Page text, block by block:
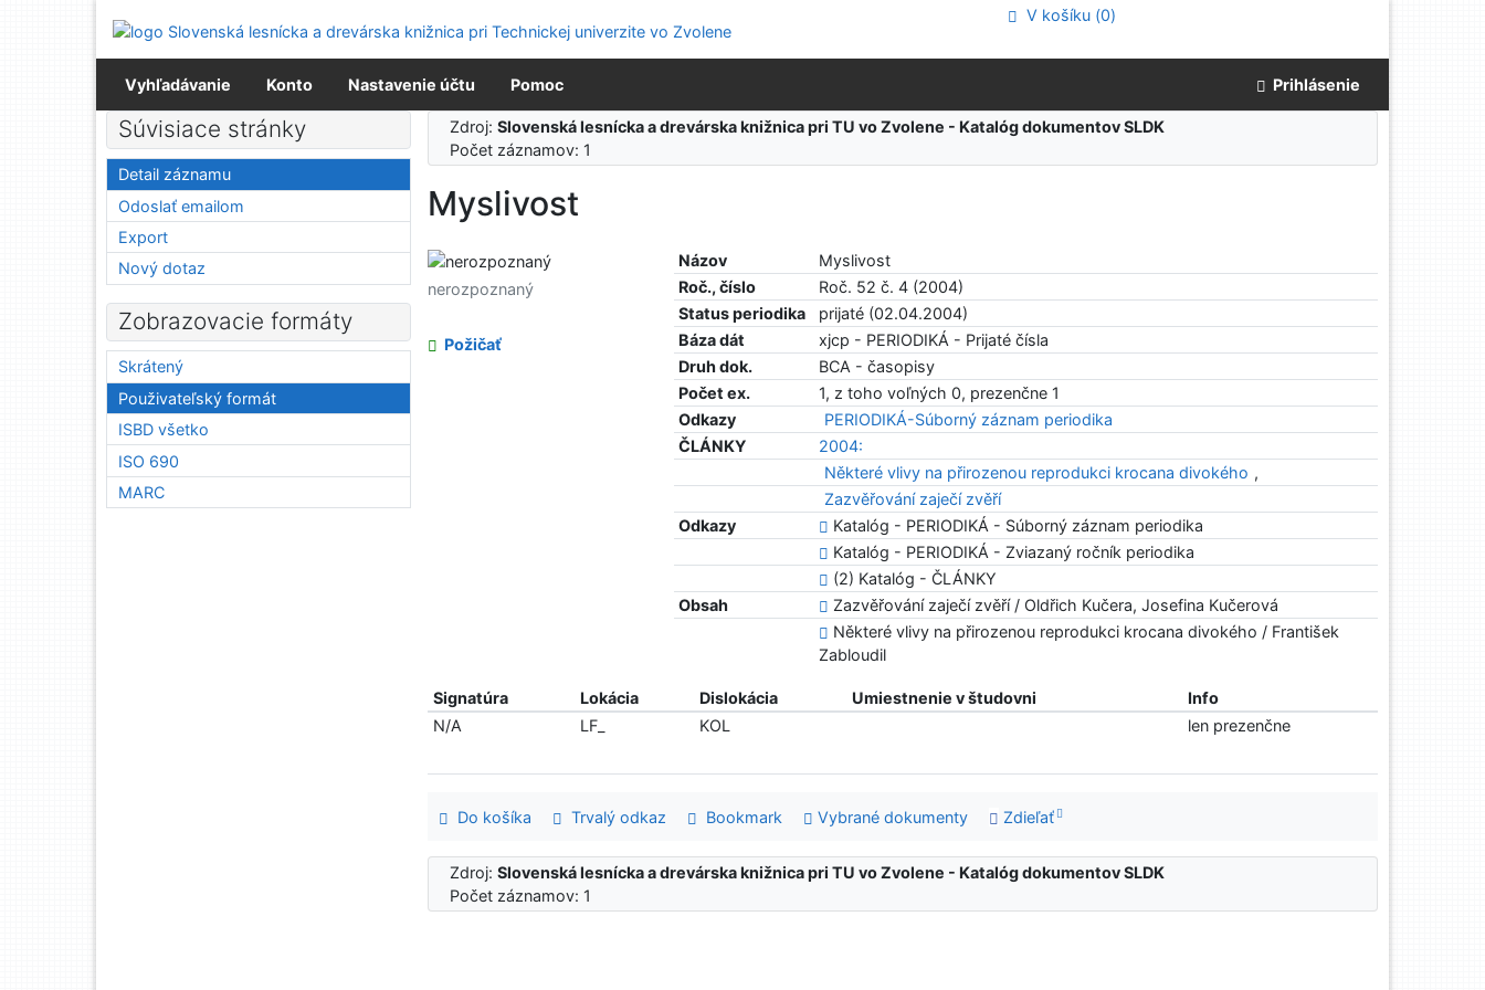
Prejsť na menu
Prehlásenie o webovej prístupnosti
V košíku (0)
Vyhľadávanie Konto Nastavenie účtu Pomoc Prihlásenie
Zdroj:Slovenská lesnícka a drevárska knižnica pri TU vo Zvolene - Katalóg dokumentov SLDK
Počet záznamov: 1
Myslivost
Názov
Myslivost
Roč., číslo
Roč. 52 č. 4 (2004)
Status periodika
prijaté (02.04.2004)
Báza dát
xjcp - PERIODIKÁ - Prijaté čísla
Druh dok.
BCA - časopisy
Počet ex.
1, z toho voľných 0, prezenčne 1
Odkazy
PERIODIKÁ-Súborný záznam periodika
ČLÁNKY
2004:
Některé vlivy na přirozenou reprodukci krocana divokého ,
Zazvěřování zaječí zvěří
Odkazy
Katalóg - PERIODIKÁ - Súborný záznam periodika
Katalóg - PERIODIKÁ - Zviazaný ročník periodika
(2) Katalóg - ČLÁNKY
Obsah
Zazvěřování zaječí zvěří / Oldřich Kučera, Josefina Kučerová
Některé vlivy na přirozenou reprodukci krocana divokého / František
Zabloudil
nerozpoznaný
Požičať
Signatúra Lokácia Dislokácia Umiestnenie v študovni
Info
N/A
LF_ KOL len prezenčne
Do košíka Trvalý odkaz Bookmark Vybrané dokumenty Zdieľať
Zdroj:Slovenská lesnícka a drevárska knižnica pri TU vo Zvolene - Katalóg dokumentov SLDK
Počet záznamov: 1
Súvisiace stránky
Detail záznamu
Odoslať emailom
Export
Nový dotaz
Zobrazovacie formáty
Skrátený
Použivateľský formát
ISBD všetko
ISO 690
MARC